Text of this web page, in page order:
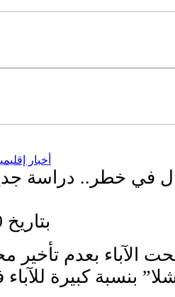
أخبار
في خطر.. دراسة
بتاريخ 19 أغسطس, 2021
الآباء بعدم تأخير